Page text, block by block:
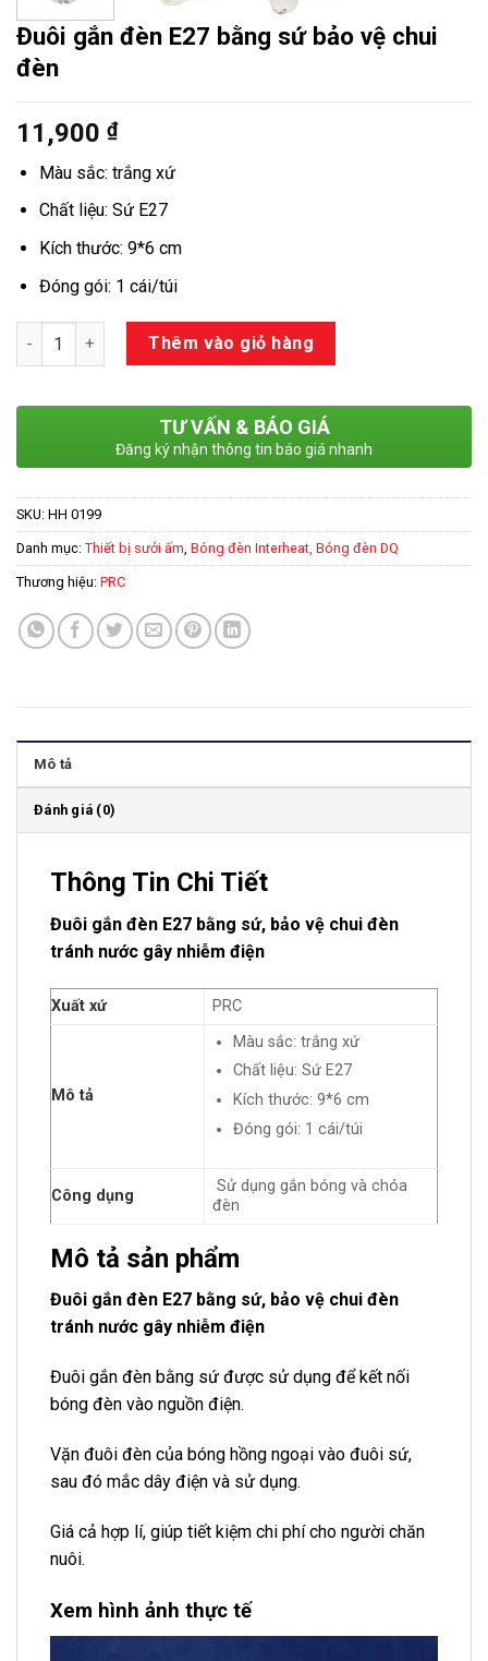
Đuôi gắn đèn E27 bằng sứ bảo vệ chui
đèn
11,900 ₫
Màu sắc: trắng xứ
Chất liệu: Sứ E27
Kích thước: 9*6 cm
Đóng gói: 1 cái/túi
Số lượng Thêm vào giỏ hàng
TƯ VẤN & BÁO GIÁ
Đăng ký nhận thông tin báo giá nhanh
SKU: HH 0199
Danh mục: Thiết bị sưởi ấm, Bóng đèn Interheat, Bóng đèn DQ
Thương hiệu: PRC
Mô tả
Đánh giá (0)
Thông Tin Chi Tiết
Đuôi gắn đèn E27 bằng sứ, bảo vệ chui đèn
tránh nước gây nhiễm điện
Xuất xứ PRC
Mô tả
Màu sắc: trắng xứ
Chất liệu: Sứ E27
Kích thước: 9*6 cm
Đóng gói: 1 cái/túi
Công dụng
Sử dụng gắn bóng và chóa
đèn
Mô tả sản phẩm
Đuôi gắn đèn E27 bằng sứ, bảo vệ chui đèn
tránh nước gây nhiễm điện
Đuôi gắn đèn bằng sứ được sử dụng để kết nối
bóng đèn vào nguồn điện.
Vặn đuôi đèn của bóng hồng ngoại vào đuôi sứ,
sau đó mắc dây điện và sử dụng.
Giá cả hợp lí, giúp tiết kiệm chi phí cho người chăn
nuôi.
Xem hình ảnh thực tế